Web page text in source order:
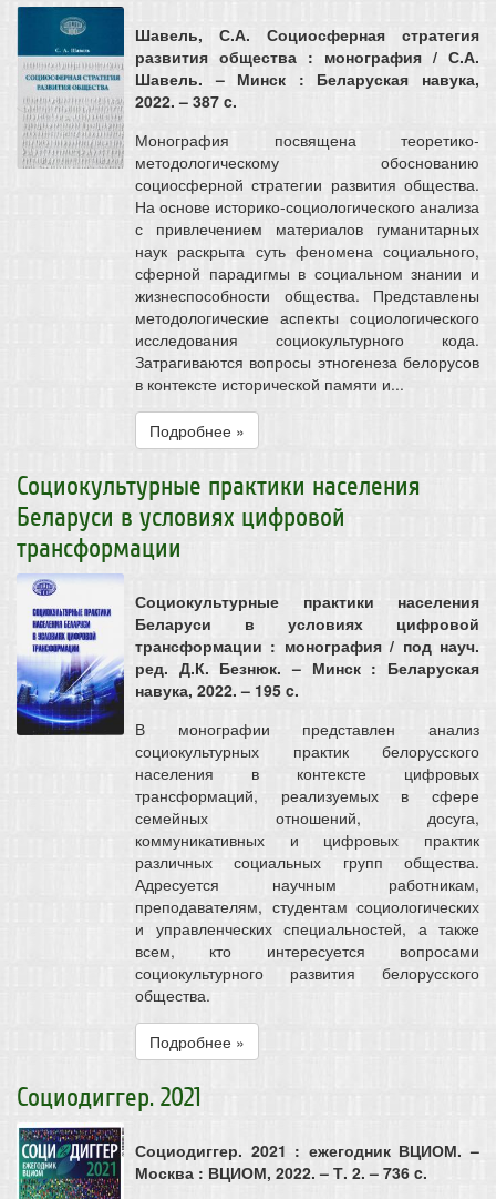
Шавель, С.А. Социосферная стратегия
развития общества : монография / С.А.
Шавель. – Минск : Беларуская навука,
2022. – 387 c.
Монография посвящена теоретико-
методологическому обоснованию
социосферной стратегии развития общества.
На основе историко-социологического анализа
с привлечением материалов гуманитарных
наук раскрыта суть феномена социального,
сферной парадигмы в социальном знании и
жизнеспособности общества. Представлены
методологические аспекты социологического
исследования социокультурного кода.
Затрагиваются вопросы этногенеза белорусов
в контексте исторической памяти и...
Подробнее »
Социокультурные практики населения
Беларуси в условиях цифровой
трансформации
Социокультурные практики населения
Беларуси в условиях цифровой
трансформации : монография / под науч.
ред. Д.К. Безнюк. – Минск : Беларуская
навука, 2022. – 195 c.
В монографии представлен анализ
социокультурных практик белорусского
населения в контексте цифровых
трансформаций, реализуемых в сфере
семейных отношений, досуга,
коммуникативных и цифровых практик
различных социальных групп общества.
Адресуется научным работникам,
преподавателям, студентам социологических
и управленческих специальностей, а также
всем, кто интересуется вопросами
социокультурного развития белорусского
общества.
Подробнее »
Социодиггер. 2021
Социодиггер. 2021 : ежегодник ВЦИОМ. –
Москва : ВЦИОМ, 2022. – Т. 2. – 736 c.